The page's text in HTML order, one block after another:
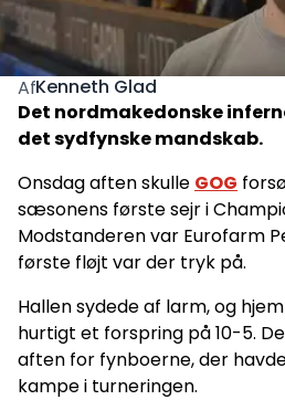
AfKenneth Glad
Det nordmakedonske
det sydfynske mandskab.
Onsdag aften skulle GOG
sæsonens første sejr i
Modstanderen var Eurofarm
første fløjt var der tryk på.
Hallen sydede af larm, og
hurtigt et forspring på 10-5.
aften for fynboerne, der
kampe i turneringen.